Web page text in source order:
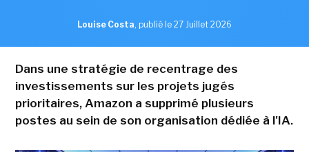
Louise Costa, publié le 27 Juillet 2026
Dans une stratégie de recentrage des
investissements sur les projets jugés
prioritaires, Amazon a supprimé plusieurs
postes au sein de son organisation dédiée à l'IA.